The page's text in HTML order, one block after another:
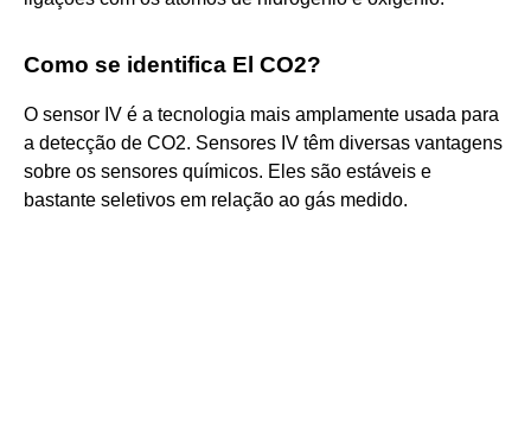
Como se identifica El CO2?
O sensor IV é a tecnologia mais amplamente usada para
a detecção de CO2. Sensores IV têm diversas vantagens
sobre os sensores químicos. Eles são estáveis e
bastante seletivos em relação ao gás medido.